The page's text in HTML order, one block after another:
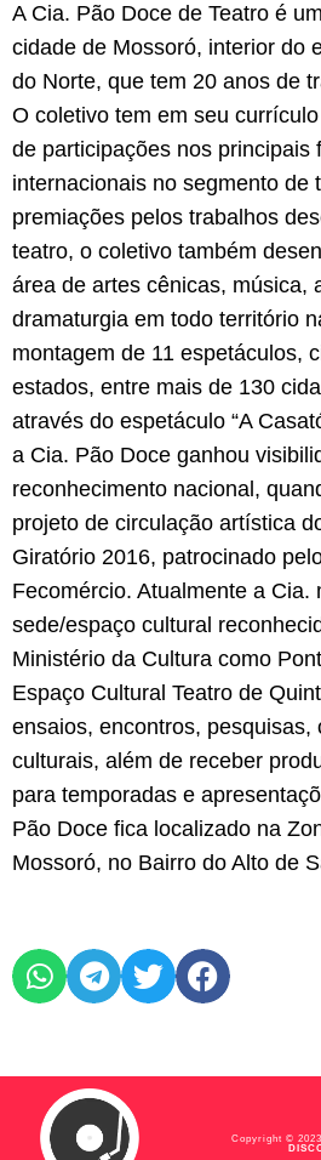
A Cia. Pão Doce de Teatro é
cidade de Mossoró, interior do
do Norte, que tem 20 anos de
O coletivo tem em seu
de participações nos principais
internacionais no segmento de
premiações pelos trabalhos
teatro, o coletivo também
área de artes cênicas, música,
dramaturgia em todo território
montagem de 11 espetáculos,
estados, entre mais de 130
através do espetáculo “A
a Cia. Pão Doce ganhou
reconhecimento nacional,
projeto de circulação artística
Giratório 2016, patrocinado
Fecomércio. Atualmente a Cia.
sede/espaço cultural
Ministério da Cultura como
Espaço Cultural Teatro de
ensaios, encontros, pesquisas,
culturais, além de receber
para temporadas e
Pão Doce fica localizado na
Mossoró, no Bairro do Alto de
Copyright ©